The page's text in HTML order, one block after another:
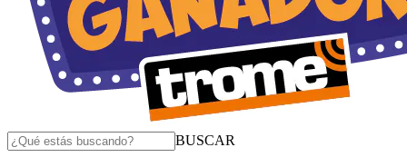
BUSCAR